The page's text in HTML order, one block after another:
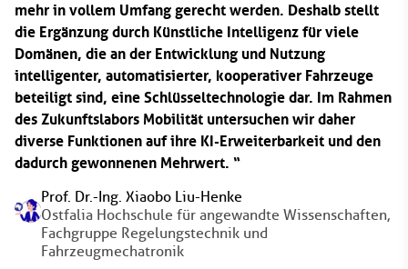
mehr in vollem Umfang gerecht werden. Deshalb stellt
die Ergänzung durch Künstliche Intelligenz für viele
Domänen, die an der Entwicklung und Nutzung
intelligenter, automatisierter, kooperativer Fahrzeuge
beteiligt sind, eine Schlüsseltechnologie dar. Im Rahmen
des Zukunftslabors Mobilität untersuchen wir daher
diverse Funktionen auf ihre KI-Erweiterbarkeit und den
dadurch gewonnenen Mehrwert.
Prof. Dr.-Ing. Xiaobo Liu-Henke
Ostfalia Hochschule für angewandte Wissenschaften,
Fachgruppe Regelungstechnik und
Fahrzeugmechatronik